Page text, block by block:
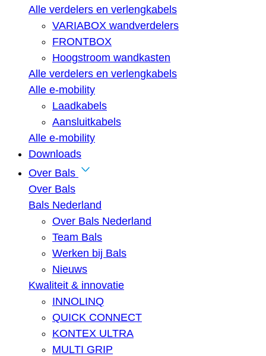
Alle verdelers en verlengkabels
VARIABOX wandverdelers
FRONTBOX
Hoogstroom wandkasten
Alle verdelers en verlengkabels
Alle e-mobility
Laadkabels
Aansluitkabels
Alle e-mobility
Downloads
Over Bals
Over Bals
Bals Nederland
Over Bals Nederland
Team Bals
Werken bij Bals
Nieuws
Kwaliteit & innovatie
INNOLINQ
QUICK CONNECT
KONTEX ULTRA
MULTI GRIP